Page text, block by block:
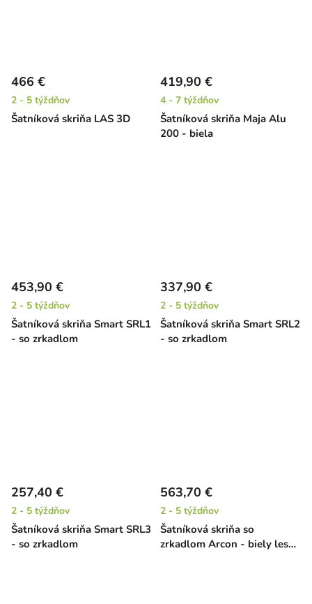
Šatníková skriňa LAS 3D
466 €
2 - 5 týždňov
Šatníková skriňa Maja Alu
200 - biela
419,90 €
4 - 7 týždňov
Šatníková skriňa Smart SRL1
- so zrkadlom
453,90 €
2 - 5 týždňov
Šatníková skriňa Smart SRL2
- so zrkadlom
337,90 €
2 - 5 týždňov
Šatníková skriňa Smart SRL3
- so zrkadlom
257,40 €
2 - 5 týždňov
Šatníková skriňa so
zrkadlom Arcon - biely lesk /
563,70 €
2 - 5 týždňov